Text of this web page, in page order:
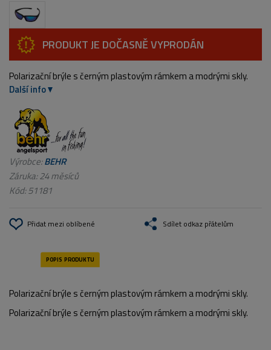
PRODUKT JE DOČASNĚ VYPRODÁN
Polarizační brýle s černým plastovým rámkem a modrými skly.
Další info
Výrobce:BEHR
Záruka: 24 měsíců
Kód:51181
Přidat mezi oblíbené Sdílet odkaz přátelům
Polarizační brýle s černým plastovým rámkem a modrými skly.
Polarizační brýle s černým plastovým rámkem a modrými skly.